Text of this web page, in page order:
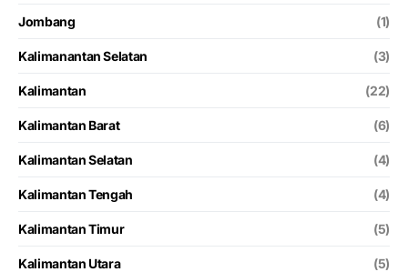
Jombang (1)
Kalimanantan Selatan (3)
Kalimantan (22)
Kalimantan Barat (6)
Kalimantan Selatan (4)
Kalimantan Tengah (4)
Kalimantan Timur (5)
Kalimantan Utara (5)